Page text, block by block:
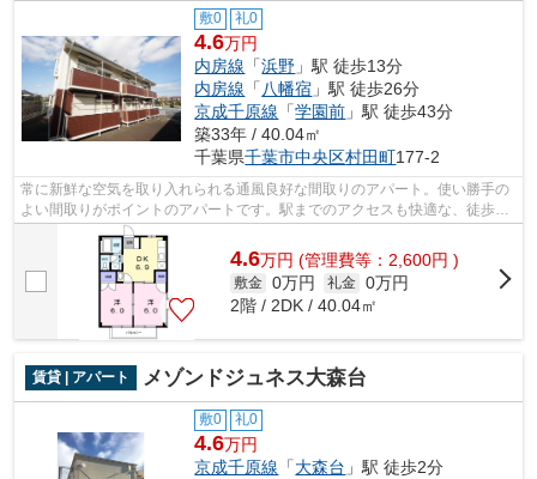
敷0 礼0
4.6万円
内房線 「浜野 」駅 徒歩13分
内房線 「八幡宿 」駅 徒歩26分
京成千原線 「学園前 」駅 徒歩43分
築33年 / 40.04㎡
千葉県千葉市中央区村田町177-2
常に新鮮な空気を取り入れられる通風良好な間取りのアパート。使い勝手の
よい間取りがポイントのアパートです。駅までのアクセスも快適な、徒歩13
分に位置する物件です。上階からの音...
4.6万円 (管理費等：2,600円 )
敷金 0万円 礼金 0万円
2階 / 2DK / 40.04㎡
賃貸 | アパート メゾンドジュネス大森台
敷0 礼0
4.6万円
京成千原線 「大森台 」駅 徒歩2分